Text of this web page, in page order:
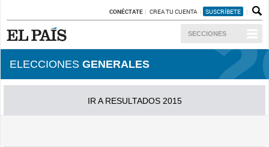
CONÉCTATE CREA TU CUENTA SUSCRÍBETE
SECCIONES
ELECCIONES GENERALES
IR A RESULTADOS 2015